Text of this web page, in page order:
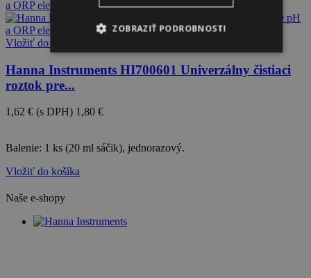
Vložiť do košíka
Hanna Instruments HI700601 Univerzálny čistiaci
roztok pre...
1,62 € (s DPH) 1,80 €
Balenie: 1 ks (20 ml sáčik), jednorazový.
Vložiť do košíka
Naše e-shopy
ZOBRAZIŤ PODROBNOSTI